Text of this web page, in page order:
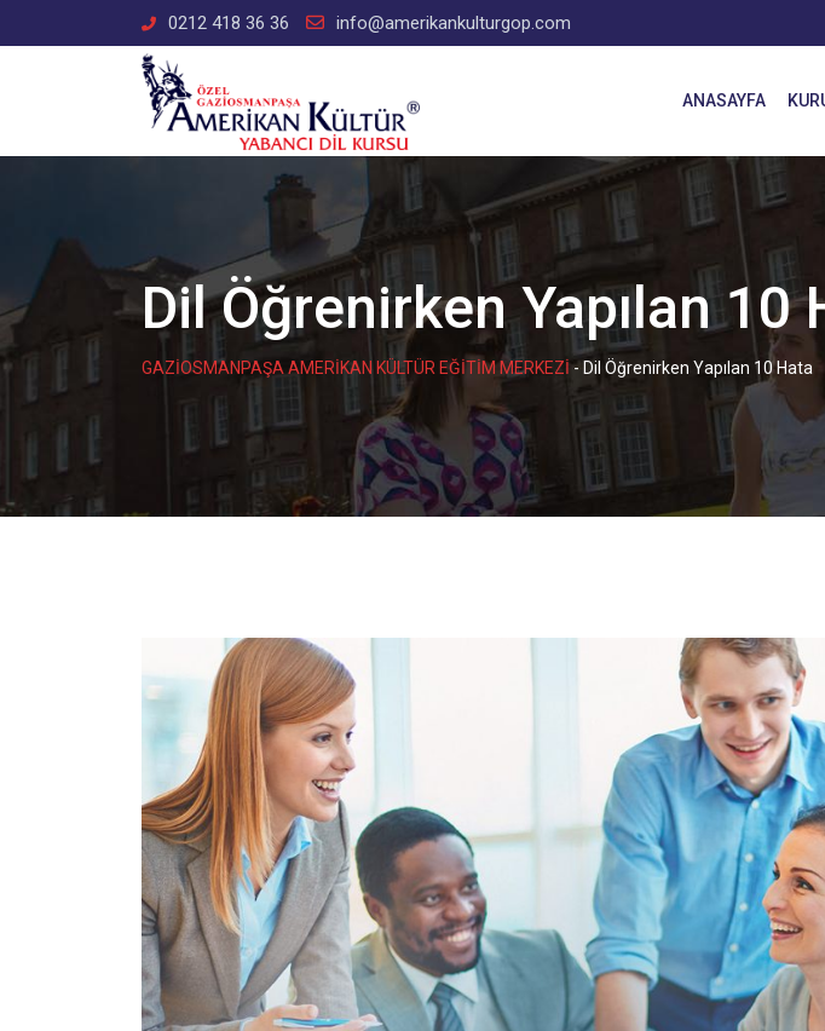
to
0212 418 36 36 info@amerikankulturgop.com
ANASAYFA
Dil Öğrenirken Yapılan 10
GAZİOSMANPAŞA AMERİKAN KÜLTÜR EĞİTİM MERKEZİ- Dil Öğrenirken Yapılan 10 Hata